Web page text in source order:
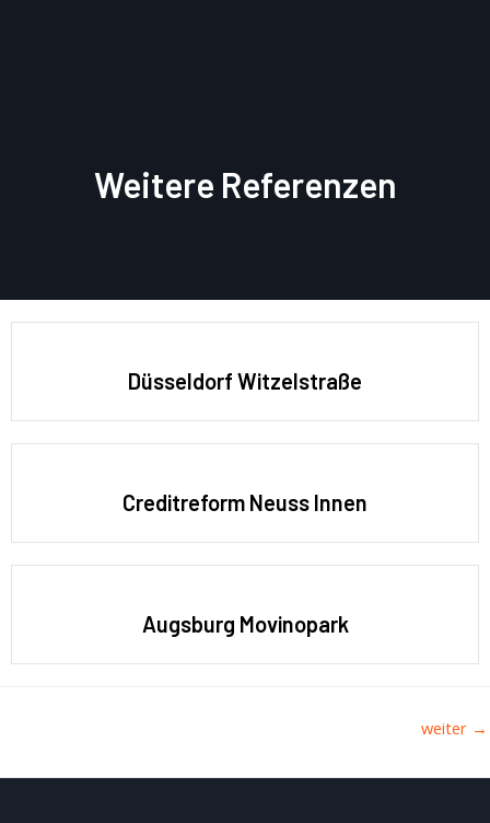
Weitere Referenzen
Düsseldorf Witzelstraße
Creditreform Neuss Innen
Augsburg Movinopark
weiter →